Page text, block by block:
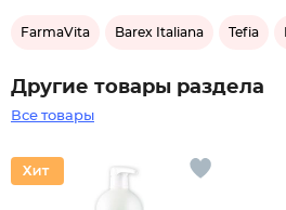
FarmaVita Barex Italiana Tefia
Другие товары раздела
Все товары